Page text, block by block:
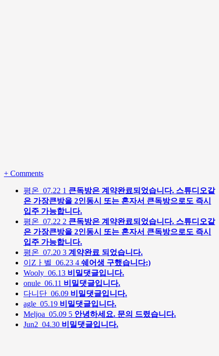
+ Comments
평온 07.22 1 큰독방은 계약완료되었습니다. 스튜디오같
은 가장큰방을 2인동시 또는 혼자서 큰독방으로도 즉시
입주 가능합니다.
평온 07.22 2 큰독방은 계약완료되었습니다. 스튜디오같
은 가장큰방을 2인동시 또는 혼자서 큰독방으로도 즉시
입주 가능합니다.
평온 07.20 3 계약완료 되었습니다.
이Zㅏ벨 06.23 4 쉐어생 구했습니다:)
Wooly 06.13 비밀댓글입니다.
onule 06.11 비밀댓글입니다.
다니단 06.09 비밀댓글입니다.
agle 05.19 비밀댓글입니다.
Meljoa 05.09 5 안녕하세요. 문의 드렸습니다.
Jun2 04.30 비밀댓글입니다.